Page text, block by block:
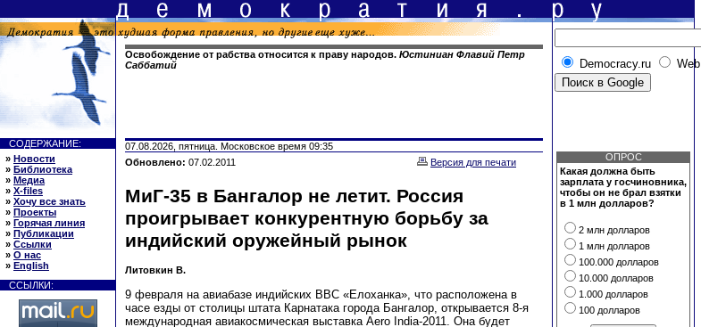
Освобождение от рабства относится к праву народов. Юстиниан Флавий Петр
Саббатий
Democracy.ru Web
СОДЕРЖАНИЕ:
» Новости
» Библиотека
» Медиа
» X-files
» Хочу все знать
» Проекты
» Горячая линия
» Публикации
» Ссылки
» О нас
» English
ССЫЛКИ:
07.08.2026, пятница. Московское время 09:35
Обновлено: 07.02.2011 Версия для печати
МиГ-35 в Бангалор не летит. Россия
проигрывает конкурентную борьбу за
индийский оружейный рынок
Литовкин В.
9 февраля на авиабазе индийских ВВС «Елоханка», что расположена в
часе езды от столицы штата Карнатака города Бангалор, открывается 8-я
международная авиакосмическая выставка Aero India-2011. Она будет
ОПРОС
Какая должна быть
зарплата у госчиновника,
чтобы он не брал взятки
в 1 млн долларов?
2 млн долларов
1 млн долларов
100.000 долларов
10.000 долларов
1.000 долларов
100 долларов